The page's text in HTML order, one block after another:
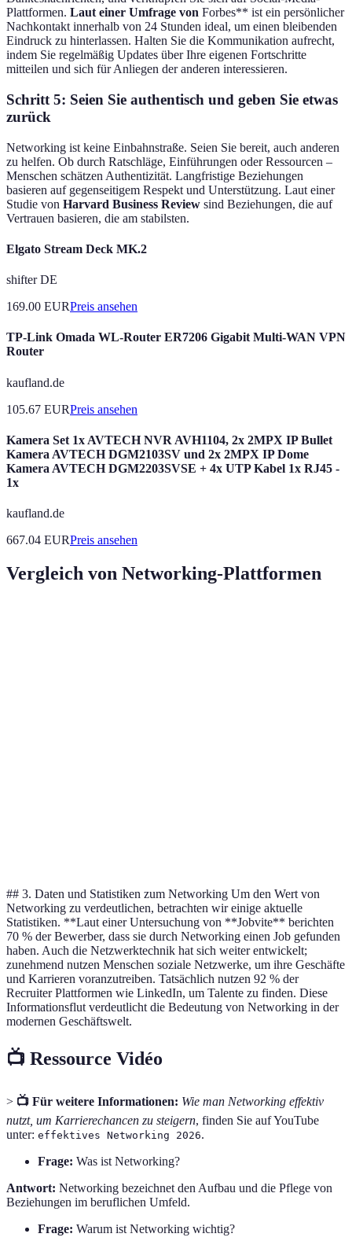
Plattformen. Laut einer Umfrage von Forbes** ist ein persönlicher
Nachkontakt innerhalb von 24 Stunden ideal, um einen bleibenden
Eindruck zu hinterlassen. Halten Sie die Kommunikation aufrecht,
indem Sie regelmäßig Updates über Ihre eigenen Fortschritte
mitteilen und sich für Anliegen der anderen interessieren.
Schritt 5: Seien Sie authentisch und geben Sie etwas
zurück
Networking ist keine Einbahnstraße. Seien Sie bereit, auch anderen
zu helfen. Ob durch Ratschläge, Einführungen oder Ressourcen –
Menschen schätzen Authentizität. Langfristige Beziehungen
basieren auf gegenseitigem Respekt und Unterstützung. Laut einer
Studie von Harvard Business Review sind Beziehungen, die auf
Vertrauen basieren, die am stabilsten.
Elgato Stream Deck MK.2
shifter DE
169.00 EURPreis ansehen
TP-Link Omada WL-Router ER7206 Gigabit Multi-WAN VPN
Router
kaufland.de
105.67 EURPreis ansehen
Kamera Set 1x AVTECH NVR AVH1104, 2x 2MPX IP Bullet
Kamera AVTECH DGM2103SV und 2x 2MPX IP Dome
Kamera AVTECH DGM2203SVSE + 4x UTP Kabel 1x RJ45 -
1x
kaufland.de
667.04 EURPreis ansehen
Vergleich von Networking-Plattformen
## 3. Daten und Statistiken zum Networking Um den Wert von
Networking zu verdeutlichen, betrachten wir einige aktuelle
Statistiken. **Laut einer Untersuchung von **Jobvite** berichten
70 % der Bewerber, dass sie durch Networking einen Job gefunden
haben. Auch die Netzwerktechnik hat sich weiter entwickelt;
zunehmend nutzen Menschen soziale Netzwerke, um ihre Geschäfte
und Karrieren voranzutreiben. Tatsächlich nutzen 92 % der
Recruiter Plattformen wie LinkedIn, um Talente zu finden. Diese
Informationsflut verdeutlicht die Bedeutung von Networking in der
modernen Geschäftswelt.
📺 Ressource Vidéo
> 📺 Für weitere Informationen: Wie man Networking effektiv
nutzt, um Karrierechancen zu steigern, finden Sie auf YouTube
unter: effektives Networking 2026.
Frage: Was ist Networking?
Antwort: Networking bezeichnet den Aufbau und die Pflege von
Beziehungen im beruflichen Umfeld.
Frage: Warum ist Networking wichtig?